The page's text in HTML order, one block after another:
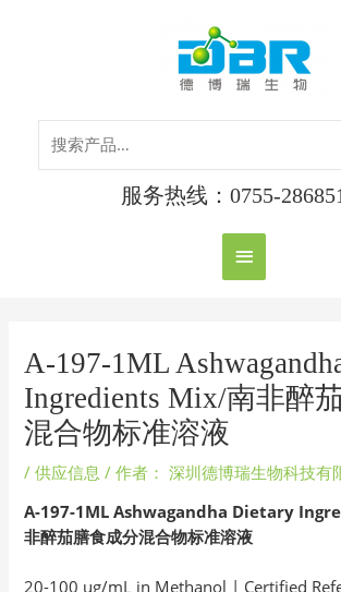
主
菜
单
服务热线：0755-
A-197-1ML
Ingredients Mix/南非醉
混合物标准溶液
/供应信息 / 作者： 深圳德博瑞生物科技有
A-197-1ML Ashwagandha Dietary
非醉茄膳食成分混合物标准溶液
20-100 ug/mL in Methanol | Certified